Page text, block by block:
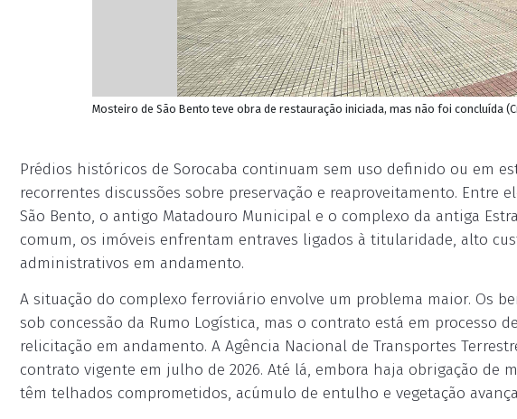
Mosteiro de São Bento teve obra de restauração iniciada, mas não foi concluída
Prédios históricos de Sorocaba continuam sem uso definido ou em
recorrentes discussões sobre preservação e reaproveitamento. Entre
São Bento, o antigo Matadouro Municipal e o complexo da antiga
comum, os imóveis enfrentam entraves ligados à titularidade, alto
administrativos em andamento.
A situação do complexo ferroviário envolve um problema maior. Os
sob concessão da Rumo Logística, mas o contrato está em processo
relicitação em andamento. A Agência Nacional de Transportes
contrato vigente em julho de 2026. Até lá, embora haja obrigação de
têm telhados comprometidos, acúmulo de entulho e vegetação